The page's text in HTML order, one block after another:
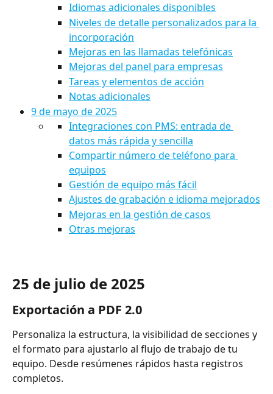
Idiomas adicionales disponibles
Niveles de detalle personalizados para la
incorporación
Mejoras en las llamadas telefónicas
Mejoras del panel para empresas
Tareas y elementos de acción
Notas adicionales
9 de mayo de 2025
Integraciones con PMS: entrada de
datos más rápida y sencilla
Compartir número de teléfono para
equipos
Gestión de equipo más fácil
Ajustes de grabación e idioma mejorados
Mejoras en la gestión de casos
Otras mejoras
25 de julio de 2025
Exportación a PDF 2.0
Personaliza la estructura, la visibilidad de secciones y
el formato para ajustarlo al flujo de trabajo de tu
equipo. Desde resúmenes rápidos hasta registros
completos.